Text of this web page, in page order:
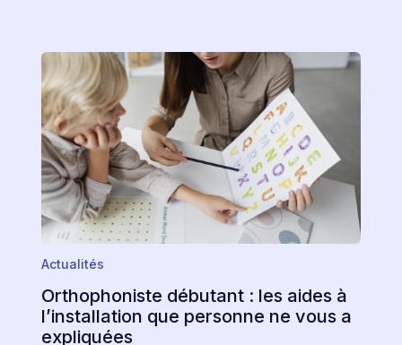
Actualités
Orthophoniste débutant : les aides à
l’installation que personne ne vous a
expliquées